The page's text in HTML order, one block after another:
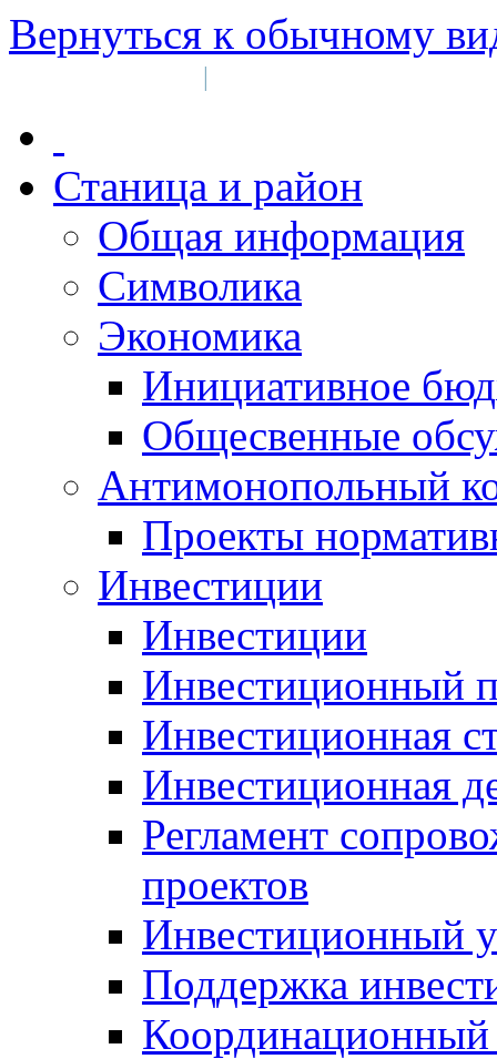
Вернуться к обычному
|
Станица и район
Общая информация
Символика
Экономика
Инициативное
Общесвенные
Антимонопольный
Проекты
Инвестиции
Инвестиции
Инвестиционный
Инвестиционная
Инвестиционная
Регламент
проектов
Инвестиционный
Поддержка
Координационный